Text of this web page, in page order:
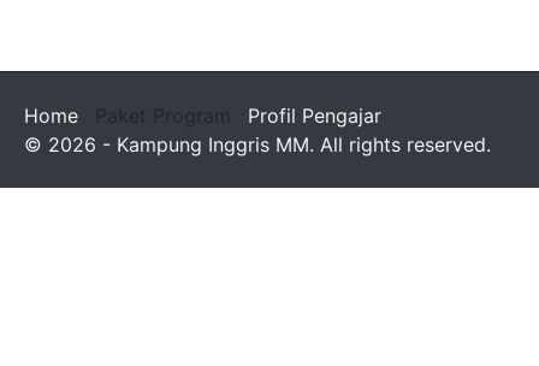
Home Paket Program
Profil Pengajar
© 2026 - Kampung Inggris MM. All rights reserved.